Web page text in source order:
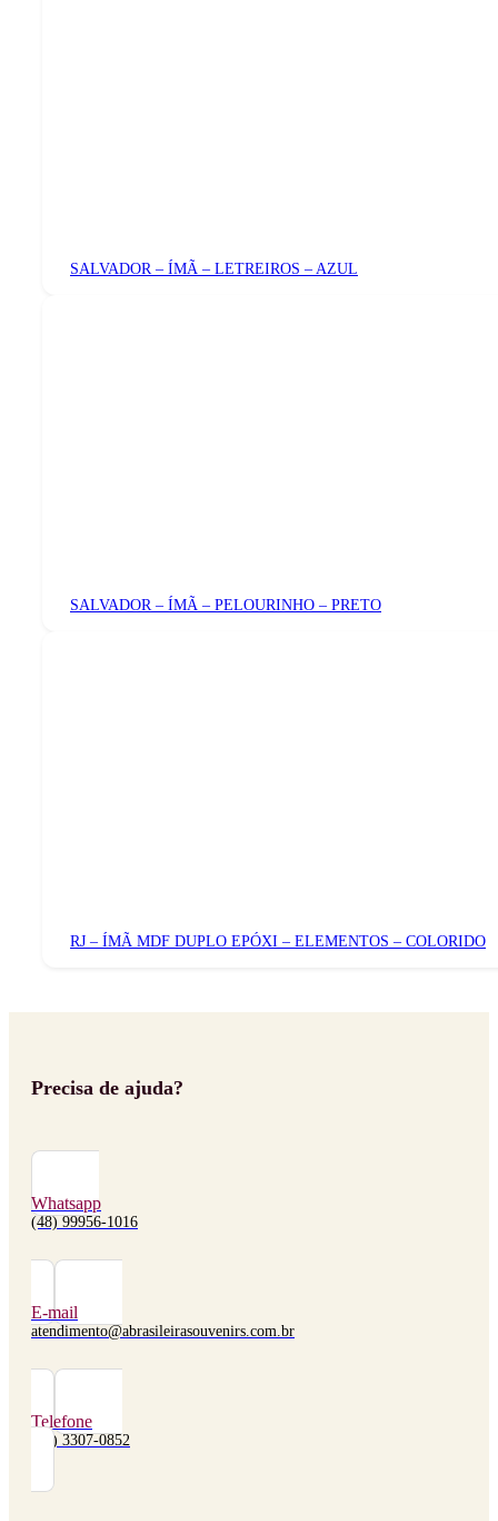
SALVADOR – ÍMÃ – LETREIROS – AZUL
SALVADOR – ÍMÃ – PELOURINHO – PRETO
RJ – ÍMÃ MDF DUPLO EPÓXI – ELEMENTOS – COLORIDO
Precisa de ajuda?
Whatsapp
(48) 99956-1016
E-mail
atendimento@abrasileirasouvenirs.com.br
Telefone
(48) 3307-0852